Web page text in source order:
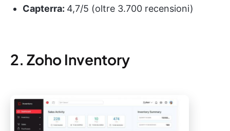
Capterra: 4,7/5 (oltre 3.700 recensioni)
2. Zoho Inventory